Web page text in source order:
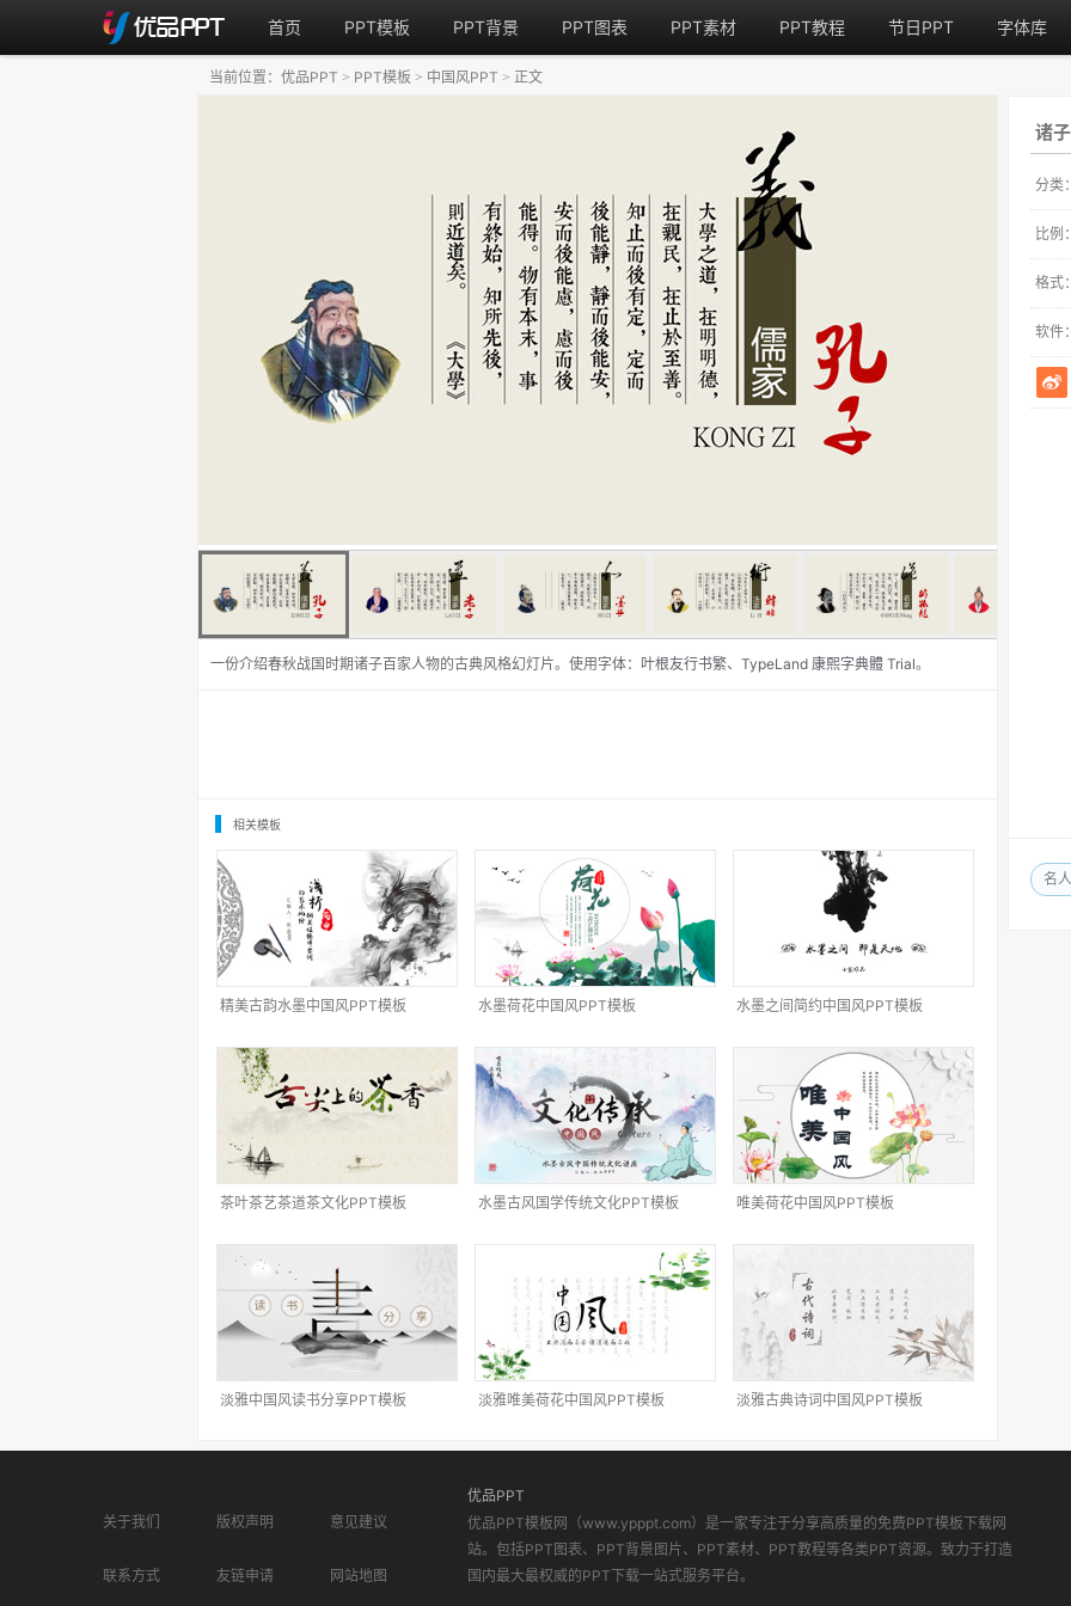
首页 PPT模板 PPT背景 PPT图表 PPT素材 PPT教程 节日PPT 字体库
诸
分类
比例
格式
软件
名人
一份介绍春秋战国时期诸子百家人物的古典风格幻灯片。使用字体： 叶根友行书繁、 TypeLand 康熙字典體 Trial。
当前位置： 优品PPT > PPT模板 > 中国风PPT > 正文
相关模板
精美古韵水墨中国风PPT模板 水墨荷花中国风PPT模板 水墨之间简约中国风PPT模板
茶叶茶艺茶道茶文化PPT模板 水墨古风国学传统文化PPT模板 唯美荷花中国风PPT模板
淡雅中国风读书分享PPT模板 淡雅唯美荷花中国风PPT模板 淡雅古典诗词中国风PPT模板
关于我们 版权声明 意见建议
联系方式 友链申请 网站地图
优品PPT
优品PPT模板网（www.ypppt.com）是一家专注于分享高质量的免费PPT模板下载网
站。包括PPT图表、PPT背景图片、PPT素材、PPT教程等各类PPT资源。致力于打造
国内最大最权威的PPT下载一站式服务平台。